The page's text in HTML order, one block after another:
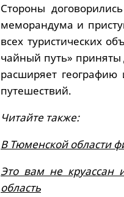
Стороны
меморандума и
всех туристических
чайный путь» приняты
расширяет географию
путешествий.
Читайте также:
В Тюменской области
Это вам не круассан
область